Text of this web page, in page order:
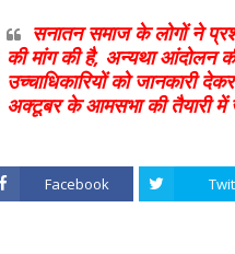
सनातन समाज के लोगों ने
की मांग की है, अन्यथा आंदोलन
उच्चाधिकारियों को जानकारी
अक्टूबर के आमसभा की तैयारी
Facebook